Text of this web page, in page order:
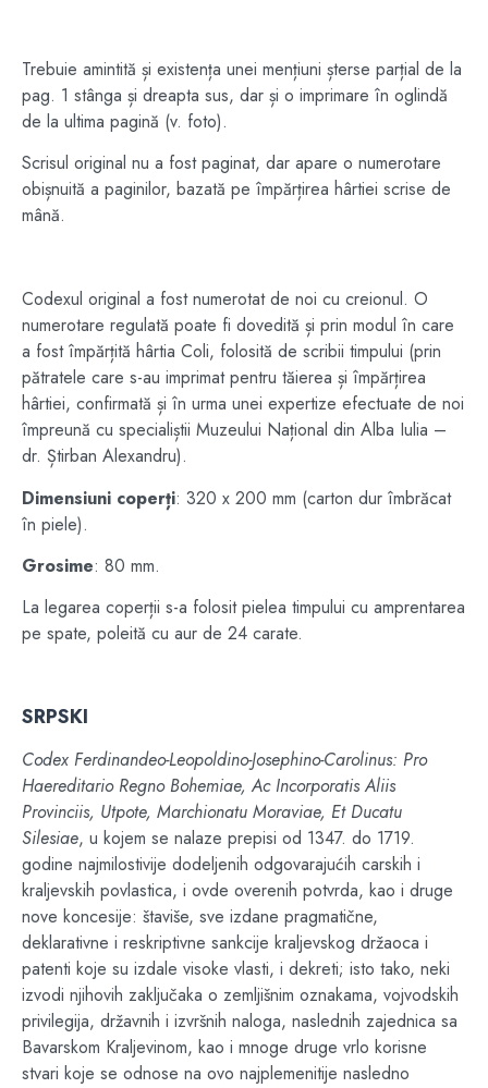
Trebuie amintită și existența unei mențiuni șterse parțial de la
pag. 1 stânga și dreapta sus, dar și o imprimare în oglindă
de la ultima pagină (v. foto).
Scrisul original nu a fost paginat, dar apare o numerotare
obișnuită a paginilor, bazată pe împărțirea hârtiei scrise de
mână.
Codexul original a fost numerotat de noi cu creionul. O
numerotare regulată poate fi dovedită și prin modul în care
a fost împărțită hârtia Coli, folosită de scribii timpului (prin
pătratele care s-au imprimat pentru tăierea și împărțirea
hârtiei, confirmată și în urma unei expertize efectuate de noi
împreună cu specialiștii Muzeului Național din Alba Iulia –
dr. Știrban Alexandru).
Dimensiuni coperți: 320 x 200 mm (carton dur îmbrăcat
în piele).
Grosime: 80 mm.
La legarea coperții s-a folosit pielea timpului cu amprentarea
pe spate, poleită cu aur de 24 carate.
SRPSKI
Codex Ferdinandeo-Leopoldino-Josephino-Carolinus: Pro
Haereditario Regno Bohemiae, Ac Incorporatis Aliis
Provinciis, Utpote, Marchionatu Moraviae, Et Ducatu
Silesiae, u kojem se nalaze prepisi od 1347. do 1719.
godine najmilostivije dodeljenih odgovarajućih carskih i
kraljevskih povlastica, i ovde overenih potvrda, kao i druge
nove koncesije: štaviše, sve izdane pragmatične,
deklarativne i reskriptivne sankcije kraljevskog držaoca i
patenti koje su izdale visoke vlasti, i dekreti; isto tako, neki
izvodi njihovih zaključaka o zemljišnim oznakama, vojvodskih
privilegija, državnih i izvršnih naloga, naslednih zajednica sa
Bavarskom Kraljevinom, kao i mnoge druge vrlo korisne
stvari koje se odnose na ovo najplemenitije nasledno